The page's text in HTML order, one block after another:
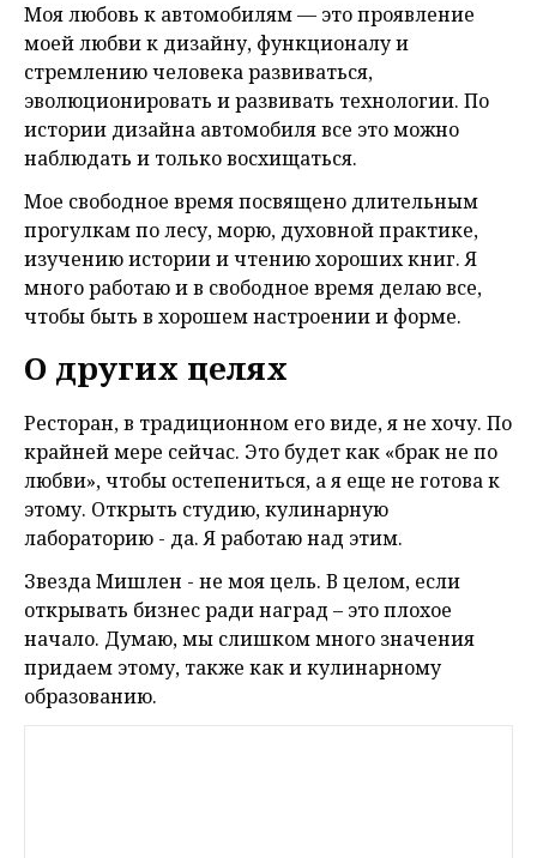
Моя любовь к автомобилям — это проявление
моей любви к дизайну, функционалу и
стремлению человека развиваться,
эволюционировать и развивать технологии. По
истории дизайна автомобиля все это можно
наблюдать и только восхищаться.
Мое свободное время посвящено длительным
прогулкам по лесу, морю, духовной практике,
изучению истории и чтению хороших книг. Я
много работаю и в свободное время делаю все,
чтобы быть в хорошем настроении и форме.
О других целях
Ресторан, в традиционном его виде, я не хочу. По
крайней мере сейчас. Это будет как «брак не по
любви», чтобы остепениться, а я еще не готова к
этому. Открыть студию, кулинарную
лабораторию - да. Я работаю над этим.
Звезда Мишлен - не моя цель. В целом, если
открывать бизнес ради наград – это плохое
начало. Думаю, мы слишком много значения
придаем этому, также как и кулинарному
образованию.